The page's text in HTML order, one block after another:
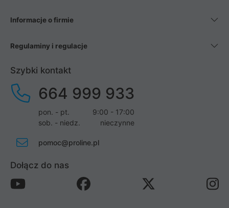
Informacje o firmie
Regulaminy i regulacje
Szybki kontakt
664 999 933
pon. - pt.
9:00 - 17:00
sob. - niedz.
nieczynne
pomoc@proline.pl
Dołącz do nas